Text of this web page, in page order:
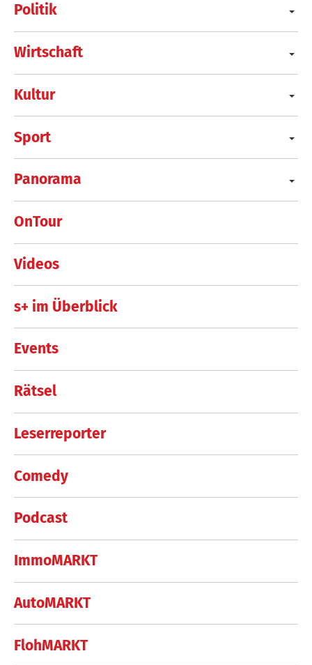
Politik
Wirtschaft
Kultur
Sport
Panorama
OnTour
Videos
s+ im Überblick
Events
Rätsel
Leserreporter
Comedy
Podcast
ImmoMARKT
AutoMARKT
FlohMARKT